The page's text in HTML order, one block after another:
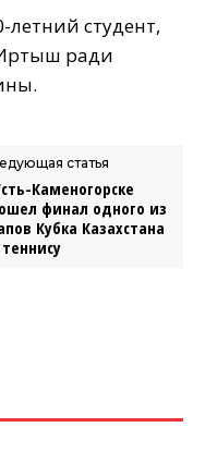
летний студент,
ради
статья
Каменогорске
финал одного из
Кубка Казахстана